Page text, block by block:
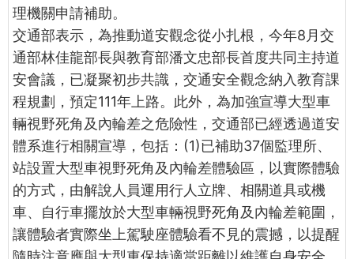
理機關申請補助。
交通部表示，為推動道安觀念從小扎根，今年8月交
通部林佳龍部長與教育部潘文忠部長首度共同主持道
安會議，已凝聚初步共識，交通安全觀念納入教育課
程規劃，預定111年上路。此外，為加強宣導大型車
輛視野死角及內輪差之危險性，交通部已經透過道安
體系進行相關宣導，包括：(1)已補助37個監理所、
站設置大型車視野死角及內輪差體驗區，以實際體驗
的方式，由解說人員運用行人立牌、相關道具或機
車、自行車擺放於大型車輛視野死角及內輪差範圍，
讓體驗者實際坐上駕駛座體驗看不見的震撼，以提醒